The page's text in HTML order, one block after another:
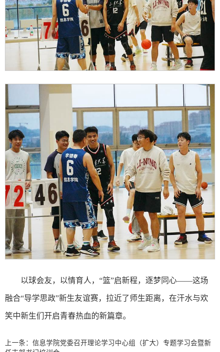
以球会友，以情育人，“篮”启新程，逐梦同心——这场
融合“导学思政”新生友谊赛，拉近了师生距离，在汗水与欢
笑中新生们开启青春热血的新篇章。
上一条： 信息学院党委召开理论学习中心组（扩大）专题学习会暨新